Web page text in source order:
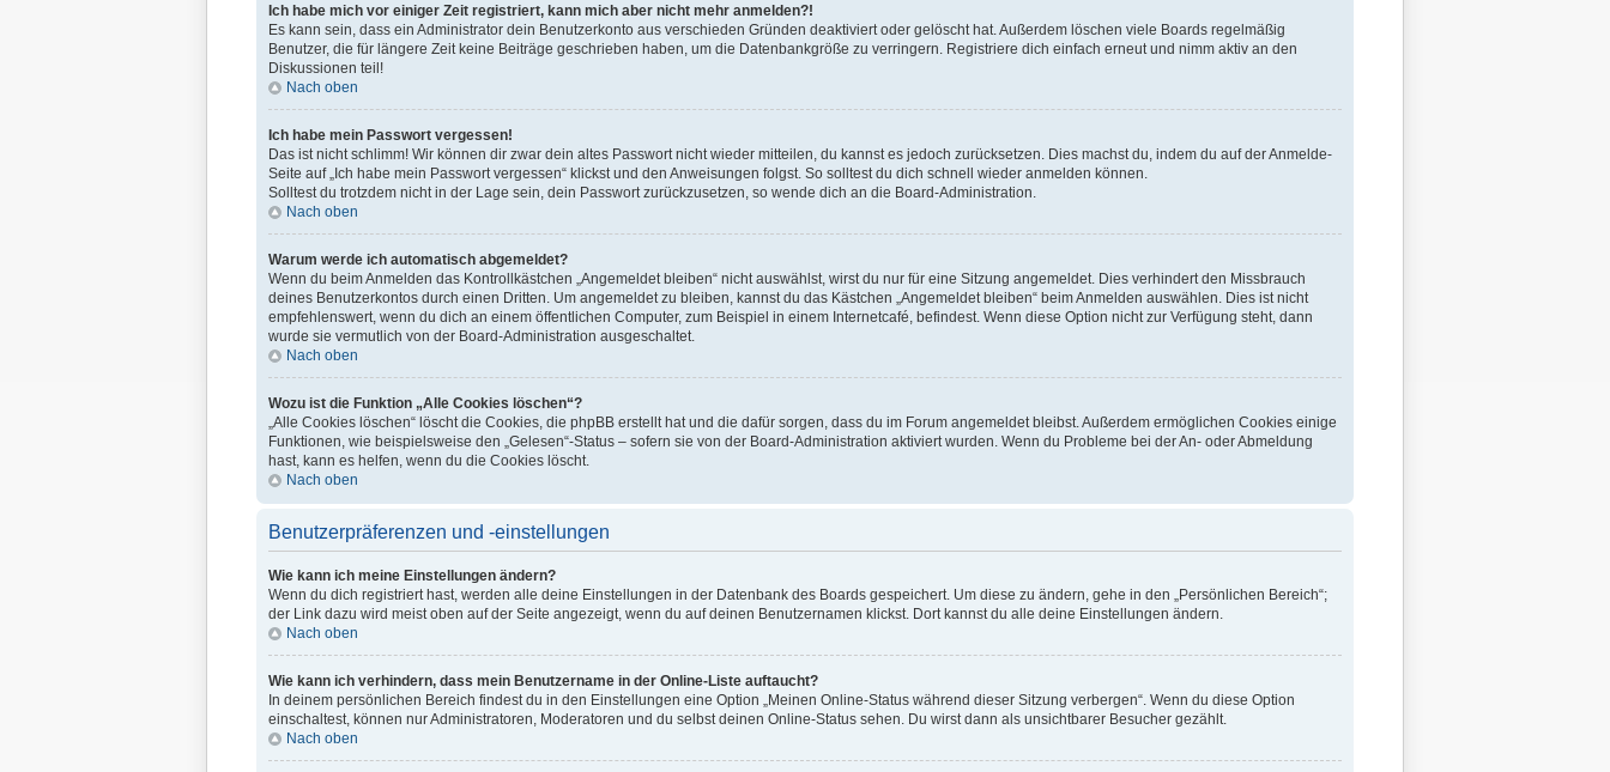
Ich habe mich vor einiger Zeit registriert, kann mich aber nicht mehr anmelden?!
Es kann sein, dass ein Administrator dein Benutzerkonto aus verschieden Gründen deaktiviert oder gelöscht hat. Außerdem löschen viele Boards regelmäßig
Benutzer, die für längere Zeit keine Beiträge geschrieben haben, um die Datenbankgröße zu verringern. Registriere dich einfach erneut und nimm aktiv an den
Diskussionen teil!
Nach oben
Ich habe mein Passwort vergessen!
Das ist nicht schlimm! Wir können dir zwar dein altes Passwort nicht wieder mitteilen, du kannst es jedoch zurücksetzen. Dies machst du, indem du auf der Anmelde-
Seite auf „Ich habe mein Passwort vergessen“ klickst und den Anweisungen folgst. So solltest du dich schnell wieder anmelden können.
Solltest du trotzdem nicht in der Lage sein, dein Passwort zurückzusetzen, so wende dich an die Board-Administration.
Nach oben
Warum werde ich automatisch abgemeldet?
Wenn du beim Anmelden das Kontrollkästchen „Angemeldet bleiben“ nicht auswählst, wirst du nur für eine Sitzung angemeldet. Dies verhindert den Missbrauch
deines Benutzerkontos durch einen Dritten. Um angemeldet zu bleiben, kannst du das Kästchen „Angemeldet bleiben“ beim Anmelden auswählen. Dies ist nicht
empfehlenswert, wenn du dich an einem öffentlichen Computer, zum Beispiel in einem Internetcafé, befindest. Wenn diese Option nicht zur Verfügung steht, dann
wurde sie vermutlich von der Board-Administration ausgeschaltet.
Nach oben
Wozu ist die Funktion „Alle Cookies löschen“?
„Alle Cookies löschen“ löscht die Cookies, die phpBB erstellt hat und die dafür sorgen, dass du im Forum angemeldet bleibst. Außerdem ermöglichen Cookies einige
Funktionen, wie beispielsweise den „Gelesen“-Status – sofern sie von der Board-Administration aktiviert wurden. Wenn du Probleme bei der An- oder Abmeldung
hast, kann es helfen, wenn du die Cookies löscht.
Nach oben
Benutzerpräferenzen und -einstellungen
Wie kann ich meine Einstellungen ändern?
Wenn du dich registriert hast, werden alle deine Einstellungen in der Datenbank des Boards gespeichert. Um diese zu ändern, gehe in den „Persönlichen Bereich“;
der Link dazu wird meist oben auf der Seite angezeigt, wenn du auf deinen Benutzernamen klickst. Dort kannst du alle deine Einstellungen ändern.
Nach oben
Wie kann ich verhindern, dass mein Benutzername in der Online-Liste auftaucht?
In deinem persönlichen Bereich findest du in den Einstellungen eine Option „Meinen Online-Status während dieser Sitzung verbergen“. Wenn du diese Option
einschaltest, können nur Administratoren, Moderatoren und du selbst deinen Online-Status sehen. Du wirst dann als unsichtbarer Besucher gezählt.
Nach oben